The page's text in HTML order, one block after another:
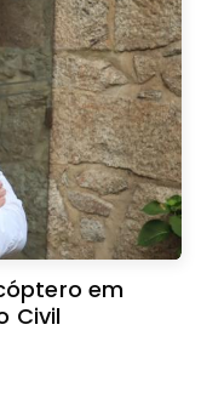
em
Civil